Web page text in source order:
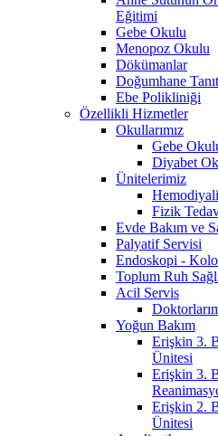
Eğitimi
Gebe Okulu
Menopoz Okulu
Dökümanlar
Doğumhane
Ebe Polikliniği
Özellikli Hizmetler
Okullarımız
Gebe
Diyabet
Ünitelerimiz
Fizik
Evde Bakım ve
Palyatif Servisi
Endoskopi -
Toplum Ruh
Acil Servis
Yoğun Bakım
Erişkin 3.
Ünitesi
Erişkin 3.
Erişkin 2.
Ünitesi